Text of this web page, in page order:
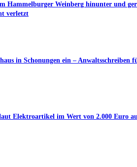
Hammelburger Weinberg hinunter und
verletzt
in Schonungen ein – Anwaltsschreiben
Elektroartikel im Wert von 2.000 Euro